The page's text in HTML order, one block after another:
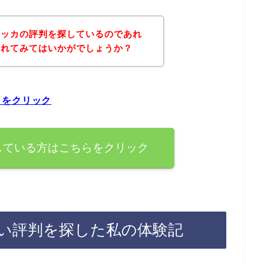
カの評判を探しているのであれ
てみてはいかがでしょうか？
クリック
いる方はこちらをクリック
評判を探した私の体験記